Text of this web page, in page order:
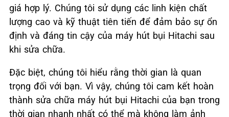
giá hợp lý. Chúng tôi sử dụng các linh kiện chất
lượng cao và kỹ thuật tiên tiến để đảm bảo sự ổn
định và đáng tin cậy của máy hút bụi Hitachi sau
khi sửa chữa.
Đặc biệt, chúng tôi hiểu rằng thời gian là quan
trọng đối với bạn. Vì vậy, chúng tôi cam kết hoàn
thành sửa chữa máy hút bụi Hitachi của bạn trong
thời gian nhanh nhất có thể mà không làm ảnh